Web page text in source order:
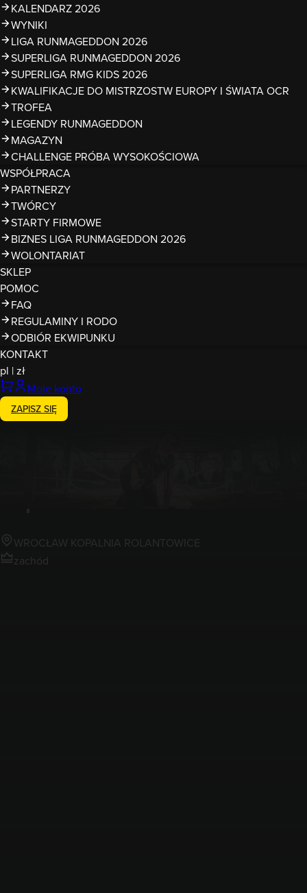
KALENDARZ 2026
WYNIKI
LIGA RUNMAGEDDON 2026
SUPERLIGA RUNMAGEDDON 2026
SUPERLIGA RMG KIDS 2026
KWALIFIKACJE DO MISTRZOSTW EUROPY I ŚWIATA OCR
TROFEA
LEGENDY RUNMAGEDDON
MAGAZYN
CHALLENGE PRÓBA WYSOKOŚCIOWA
WSPÓŁPRACA
PARTNERZY
TWÓRCY
STARTY FIRMOWE
BIZNES LIGA RUNMAGEDDON 2026
WOLONTARIAT
SKLEP
POMOC
FAQ
REGULAMINY I RODO
ODBIÓR EKWIPUNKU
KONTAKT
pl |zł
Moje konto
ZAPISZ SIĘ
WROCŁAW KOPALNIA ROLANTOWICE
zachód